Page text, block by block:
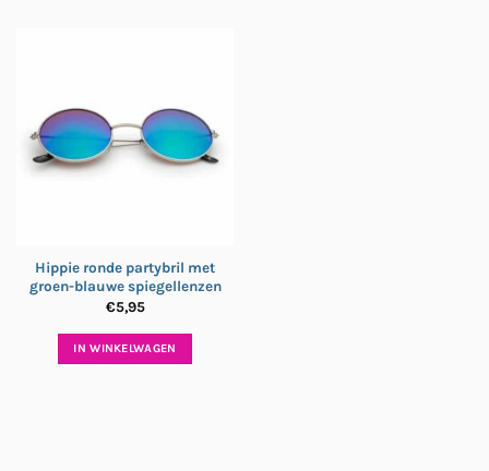
Hippie ronde partybril met
groen-blauwe spiegellenzen
€5,95
IN WINKELWAGEN